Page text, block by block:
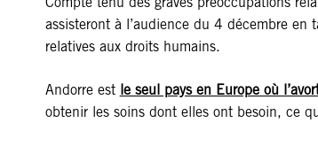
assisteront à l’audience du 4 décembre en
relatives aux droits humains.
Andorre est le seul pays en Europe où
obtenir les soins dont elles ont besoin, ce